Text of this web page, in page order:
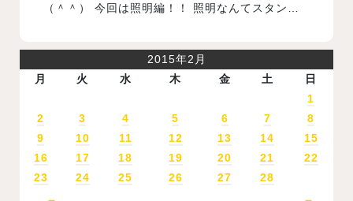
（＾＾） 今回は照明編！！ 照明なんてスタン…
2015年2月
月
火 水 木 金 土 日
1
2
3 4 5 6 7
8
9
10 11 12 13 14
15
16
17 18 19 20 21
22
23
24 25 26 27 28